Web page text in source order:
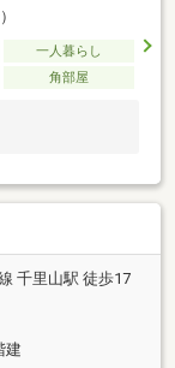
）
一人暮らし
角部屋
千里山駅 徒歩17
建